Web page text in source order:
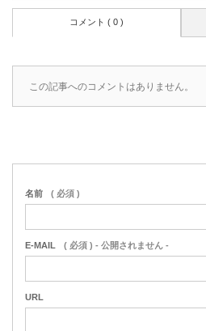
コメント ( 0 )
この記事へのコメントはありません。
名前 ( 必須 )
E-MAIL ( 必須 ) - 公開されません -
URL